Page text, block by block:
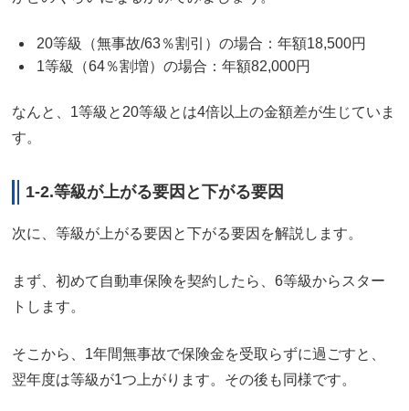
20等級（無事故/63％割引）の場合：年額18,500円
1等級（64％割増）の場合：年額82,000円
なんと、1等級と20等級とは4倍以上の金額差が生じていま
す。
1-2.等級が上がる要因と下がる要因
次に、等級が上がる要因と下がる要因を解説します。
まず、初めて自動車保険を契約したら、6等級からスター
トします。
そこから、1年間無事故で保険金を受取らずに過ごすと、
翌年度は等級が1つ上がります。その後も同様です。